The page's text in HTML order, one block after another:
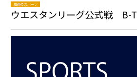
周辺のスポーツ
ウエスタンリーグ公式戦 B-T